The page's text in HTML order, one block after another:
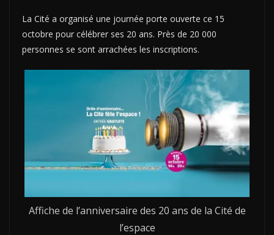
La Cité a organisé une journée porte ouverte ce 15
octobre pour célébrer ses 20 ans. Près de 20 000
personnes se sont arrachées les inscriptions.
Affiche de l’anniversaire des 20 ans de la Cité de
l’espace